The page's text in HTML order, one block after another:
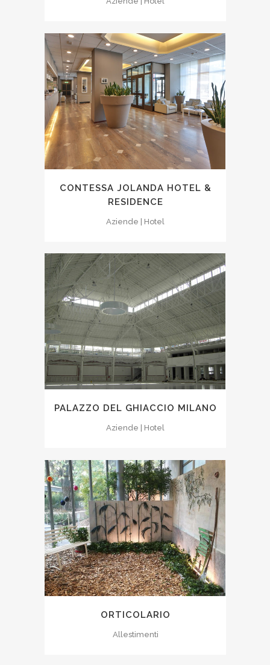
CONTESSA JOLANDA HOTEL &
RESIDENCE
Aziende | Hotel
PALAZZO DEL GHIACCIO MILANO
Aziende | Hotel
ORTICOLARIO
Allestimenti